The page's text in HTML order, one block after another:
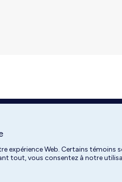
expérience Web. Certains
tout, vous consentez à notre